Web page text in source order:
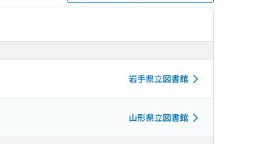
岩手県立図書館
山形県立図書館